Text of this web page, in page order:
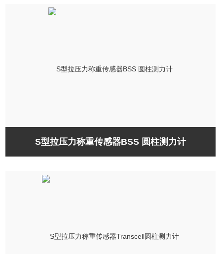
S型拉压力称重传感器BSS 圆柱测力计